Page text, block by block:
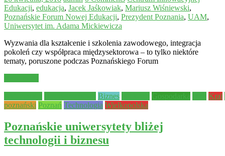
Edukacji, edukacja, Jacek Jaśkowiak, Mariusz Wiśniewski,
Poznańskie Forum Nowej Edukacji, Prezydent Poznania, UAM,
Uniwersytet im. Adama Mickiewicza
Wyzwania dla kształcenie i szkolenia zawodowego, integracja
pokoleń czy współpraca międzysektorowa – to tylko niektóre
tematy, poruszone podczas Poznańskiego Forum
Biznes Kraj
poznański Poznań Technologia Wielkopolska
Poznańskie uniwersytety bliżej
technologii i biznesu